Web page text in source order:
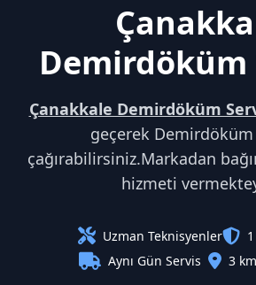
Demirdöküm
Çanakkale Demirdöküm
geçerek Demirdöküm
çağırabilirsiniz.Markadan
hizmeti
Uzman Teknisyenler
Aynı Gün Servis
3